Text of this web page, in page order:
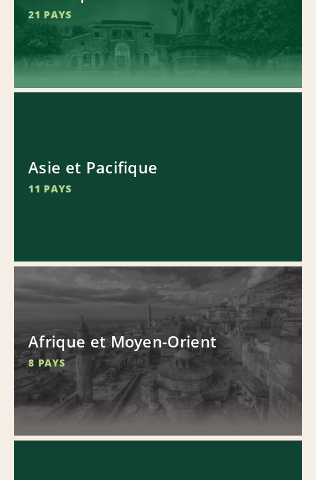
21 PAYS
Asie et Pacifique
11 PAYS
Afrique et Moyen-Orient
8 PAYS